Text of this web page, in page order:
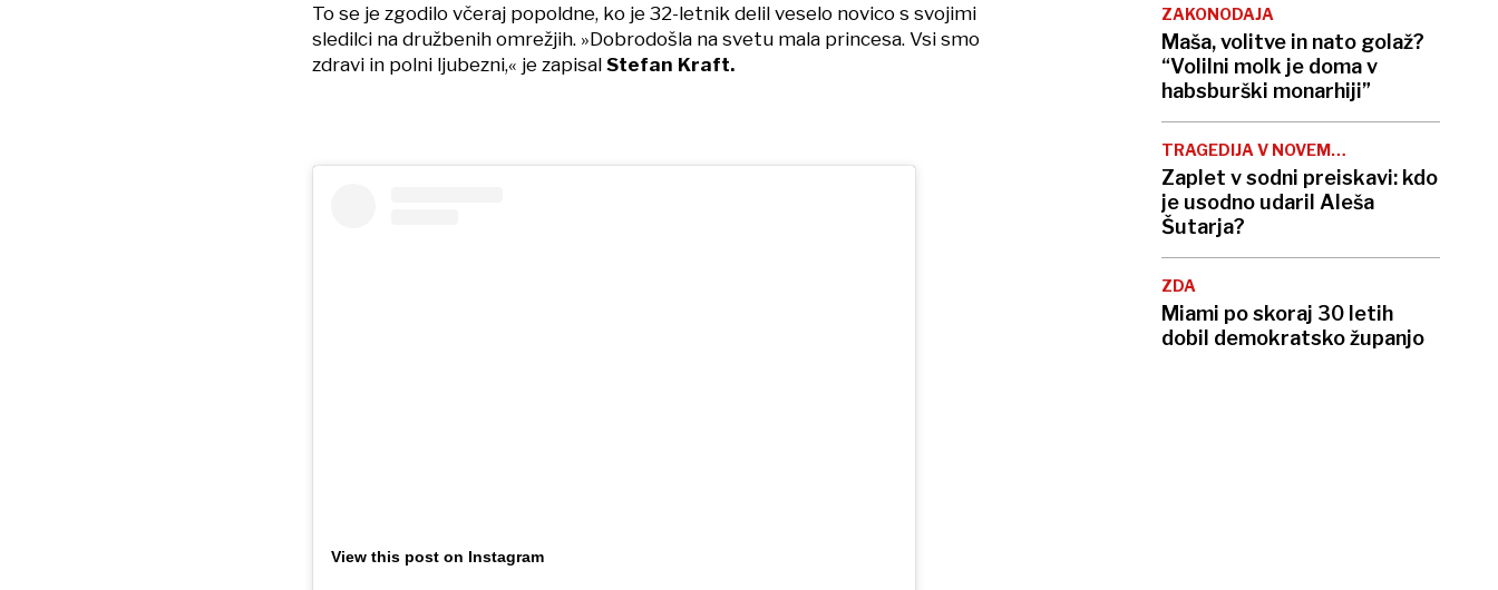
To se je zgodilo včeraj popoldne, ko je 32-letnik delil veselo novico s svojimi
sledilci na družbenih omrežjih. »Dobrodošla na svetu mala princesa. Vsi smo
zdravi in polni ljubezni,« je zapisal Stefan Kraft.
View this post on Instagram
ZAKONODAJA
Maša, volitve in nato golaž?
“Volilni molk je doma v
habsburški monarhiji”
TRAGEDIJA V NOVEM
MESTU
Zaplet v sodni preiskavi: kdo
je usodno udaril Aleša
Šutarja?
ZDA
Miami po skoraj 30 letih
dobil demokratsko županjo